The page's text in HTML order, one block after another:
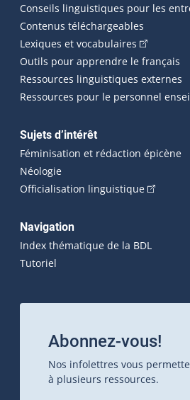
Conseils linguistiques pour les
Contenus téléchargeables
Lexiques et vocabulaires (Cet
Outils pour apprendre le français
Ressources linguistiques externes
Ressources pour le personnel
Sujets d’intérêt
Féminisation et rédaction épicène
Néologie
Officialisation linguistique(Cet
Navigation
Index thématique de la BDL
Tutoriel
Abonnez-vous!
Nos infolettres vous
à plusieurs ressources.